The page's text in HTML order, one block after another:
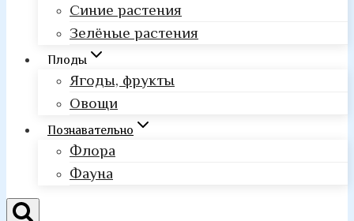
Синие растения
Зелёные растения
Плоды
Ягоды, фрукты
Овощи
Познавательно
Флора
Фауна